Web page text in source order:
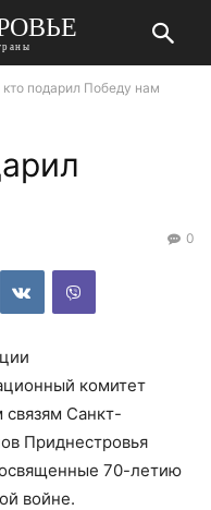
кто подарил Победу нам
0
комитет
Санкт-
Приднестровья
70-летию
войне.